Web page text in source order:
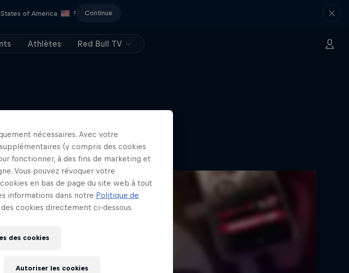
of America ? Continue
Athlètes Red Bull TV
ENCORE !The Silent Samurai
A look back at Dani Pedrosa's career
nécessaires. Avec votre
(y compris des cookies
fonctionner, à des fins de marketing et
Vous pouvez révoquer votre
en bas de page du site web à tout
informations dans notre Politique de
cookies directement ci-dessous.
des cookies
Autoriser les cookies